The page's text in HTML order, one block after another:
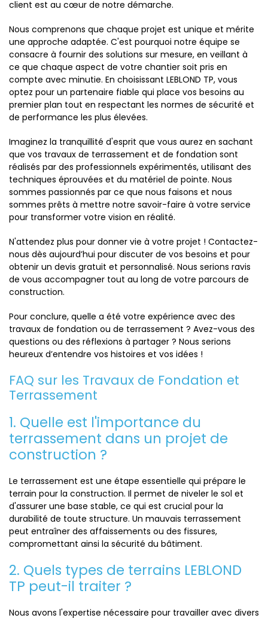
client est au cœur de notre démarche.
Nous comprenons que chaque projet est unique et mérite
une approche adaptée. C'est pourquoi notre équipe se
consacre à fournir des solutions sur mesure, en veillant à
ce que chaque aspect de votre chantier soit pris en
compte avec minutie. En choisissant LEBLOND TP, vous
optez pour un partenaire fiable qui place vos besoins au
premier plan tout en respectant les normes de sécurité et
de performance les plus élevées.
Imaginez la tranquillité d'esprit que vous aurez en sachant
que vos travaux de terrassement et de fondation sont
réalisés par des professionnels expérimentés, utilisant des
techniques éprouvées et du matériel de pointe. Nous
sommes passionnés par ce que nous faisons et nous
sommes prêts à mettre notre savoir-faire à votre service
pour transformer votre vision en réalité.
N'attendez plus pour donner vie à votre projet ! Contactez-
nous dès aujourd’hui pour discuter de vos besoins et pour
obtenir un devis gratuit et personnalisé. Nous serions ravis
de vous accompagner tout au long de votre parcours de
construction.
Pour conclure, quelle a été votre expérience avec des
travaux de fondation ou de terrassement ? Avez-vous des
questions ou des réflexions à partager ? Nous serions
heureux d’entendre vos histoires et vos idées !
FAQ sur les Travaux de Fondation et
Terrassement
1. Quelle est l'importance du
terrassement dans un projet de
construction ?
Le terrassement est une étape essentielle qui prépare le
terrain pour la construction. Il permet de niveler le sol et
d'assurer une base stable, ce qui est crucial pour la
durabilité de toute structure. Un mauvais terrassement
peut entraîner des affaissements ou des fissures,
compromettant ainsi la sécurité du bâtiment.
2. Quels types de terrains LEBLOND
TP peut-il traiter ?
Nous avons l'expertise nécessaire pour travailler avec divers